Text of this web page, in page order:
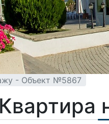
- Объект №5867
Квартира